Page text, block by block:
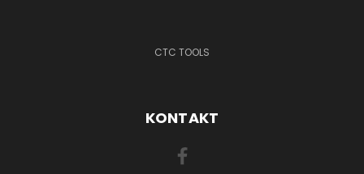
CTC TOOLS
KONTAKT